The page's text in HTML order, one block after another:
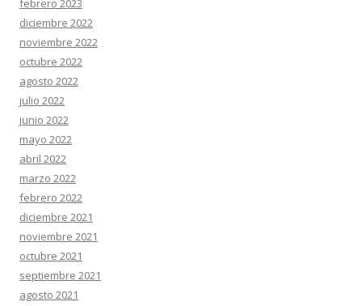
febrero 2023
diciembre 2022
noviembre 2022
octubre 2022
agosto 2022
julio 2022
junio 2022
mayo 2022
abril 2022
marzo 2022
febrero 2022
diciembre 2021
noviembre 2021
octubre 2021
septiembre 2021
agosto 2021